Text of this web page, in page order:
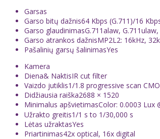
Garsas
Garso bitų dažnis64 Kbps (G.711)/16
Garso glaudinimasG.711alaw,
Garso atrankos dažnisMP2L2: 16kHz,
Pašalinių garsų šalinimasYes
Kamera
Diena& NaktisIR cut filter
Vaizdo jutiklis1/1.8 progressive scan
Didžiausia raiška2688 × 1520
Minimalus apšvietimasColor: 0.0003 Lux
Užrakto greitis1/1 s to 1/30,000 s
Lėtas užraktasYes
Priartinimas42x optical, 16x digital